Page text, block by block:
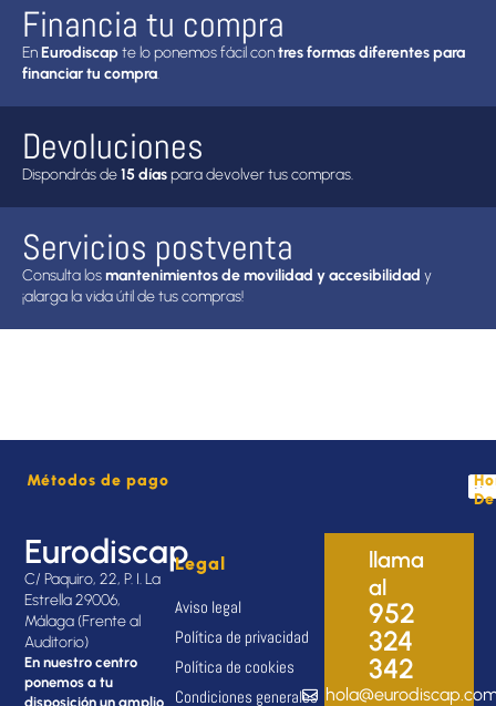
Financia tu compra
EnEurodiscapte lo ponemos fácil contres formas diferentes para
financiar tu compra.
Devoluciones
Dispondrás de15 díaspara devolver tus compras.
Servicios postventa
Consulta losmantenimientos de movilidad y accesibilidad y
¡alarga la vida útil de tus compras!
Métodos de pago
Eurodiscap
C/ Paquiro, 22, P. I. La
Estrella 29006,
Málaga (Frente al
Auditorio)
En nuestro centro
ponemos a tu
disposición un amplio
Legal
Aviso legal
Política de privacidad
Política de cookies
Condiciones generales
llama
al
952
324
342